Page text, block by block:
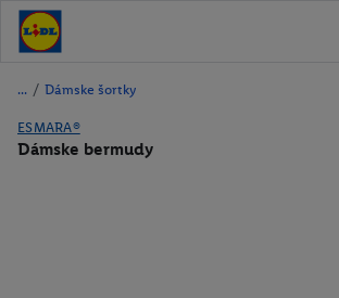
/ Dámske šortky
ESMARA®
Dámske bermudy